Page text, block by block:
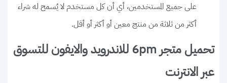
على جميع المستخدمين، أي أن كل مستخدم لا يُسمح له شراء
أكثر من ثلاثة من منتج معين أو أكثر أو أقل.
تحميل متجر 6pm للاندرويد والايفون للتسوق
عبر الانترنت